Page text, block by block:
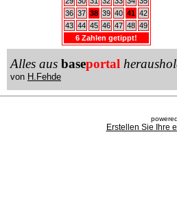
36 37 38 39 40 41 42
43 44 45 46 47 48 49
6 Zahlen getippt!
Alles aus baseportal
von H.Fehde
Erstellen Sie Ihre